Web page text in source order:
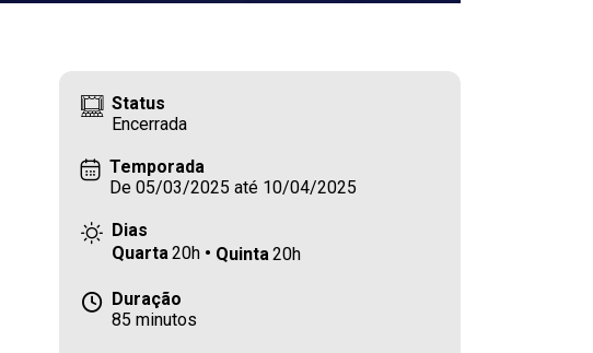
Status
Encerrada
Temporada
De 05/03/2025 até 10/04/2025
Dias
Quarta20h Quinta 20h
Duração
85 minutos